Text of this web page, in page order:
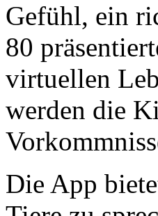
Gefühl, ein
80
virtuellen
werden die
Die App